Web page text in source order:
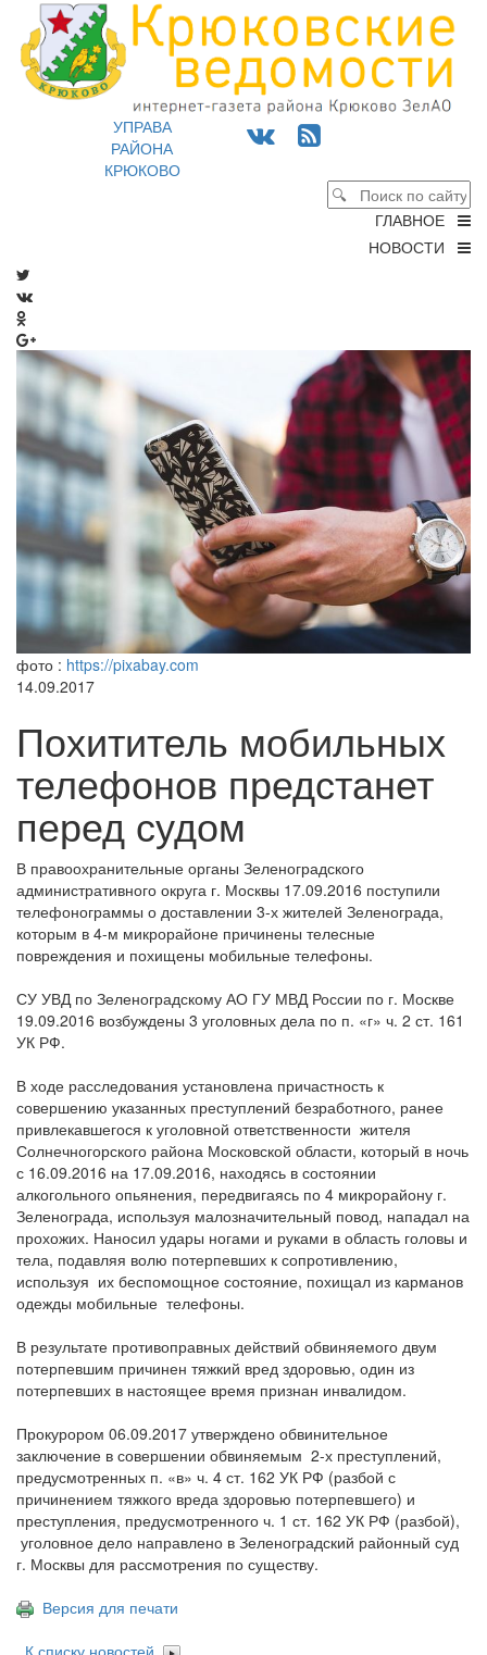
УПРАВА
РАЙОНА
КРЮКОВО
ГЛАВНОЕ
НОВОСТИ
фото : https://pixabay.com
14.09.2017
Похититель мобильных
телефонов предстанет
перед судом
В правоохранительные органы Зеленоградского
административного округа г. Москвы 17.09.2016 поступили
телефонограммы о доставлении 3-х жителей Зеленограда,
которым в 4-м микрорайоне причинены телесные
повреждения и похищены мобильные телефоны.
СУ УВД по Зеленоградскому АО ГУ МВД России по г. Москве
19.09.2016 возбуждены 3 уголовных дела по п. «г» ч. 2 ст. 161
УК РФ.
В ходе расследования установлена причастность к
совершению указанных преступлений безработного, ранее
привлекавшегося к уголовной ответственности жителя
Солнечногорского района Московской области, который в ночь
с 16.09.2016 на 17.09.2016, находясь в состоянии
алкогольного опьянения, передвигаясь по 4 микрорайону г.
Зеленограда, используя малозначительный повод, нападал на
прохожих. Наносил удары ногами и руками в область головы и
тела, подавляя волю потерпевших к сопротивлению,
используя их беспомощное состояние, похищал из карманов
одежды мобильные телефоны.
В результате противоправных действий обвиняемого двум
потерпевшим причинен тяжкий вред здоровью, один из
потерпевших в настоящее время признан инвалидом.
Прокурором 06.09.2017 утверждено обвинительное
заключение в совершении обвиняемым 2-х преступлений,
предусмотренных п. «в» ч. 4 ст. 162 УК РФ (разбой с
причинением тяжкого вреда здоровью потерпевшего) и
преступления, предусмотренного ч. 1 ст. 162 УК РФ (разбой),
уголовное дело направлено в Зеленоградский районный суд
г. Москвы для рассмотрения по существу.
Версия для печати